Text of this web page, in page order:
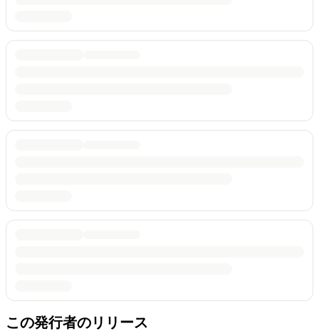
この発行者のリリース